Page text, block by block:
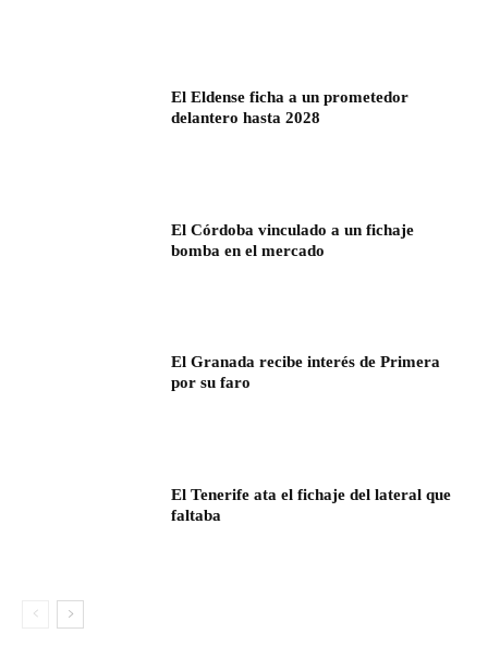
El Eldense ficha a un prometedor
delantero hasta 2028
El Córdoba vinculado a un fichaje
bomba en el mercado
El Granada recibe interés de Primera
por su faro
El Tenerife ata el fichaje del lateral que
faltaba